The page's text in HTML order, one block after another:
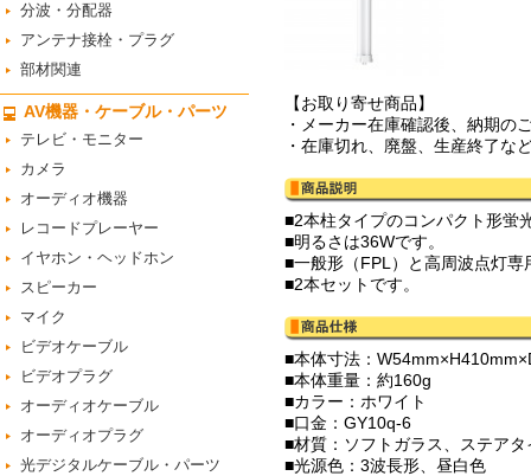
分波・分配器
アンテナ接栓・プラグ
部材関連
AV機器・ケーブル・パーツ
テレビ・モニター
カメラ
オーディオ機器
レコードプレーヤー
イヤホン・ヘッドホン
スピーカー
マイク
ビデオケーブル
ビデオプラグ
オーディオケーブル
オーディオプラグ
光デジタルケーブル・パーツ
【お取り寄せ商品】
・メーカー在庫確認後、納期の
・在庫切れ、廃盤、生産終了な
■2本柱タイプのコンパクト形蛍
■明るさは36Wです。
■一般形（FPL）と高周波点灯専
■2本セットです。
■本体寸法：
■本体重量：約160g
■カラー：ホワイト
■口金：GY10q-6
■材質：ソフトガラス、ステア
■光源色：3波長形、昼白色